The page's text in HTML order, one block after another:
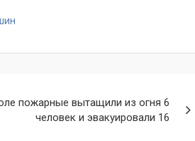
пожарные вытащили из огня 6
человек и эвакуировали 16